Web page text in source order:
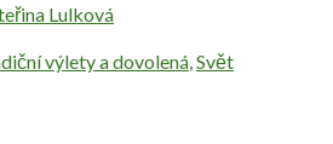
Lulková
výlety a dovolená,Svět